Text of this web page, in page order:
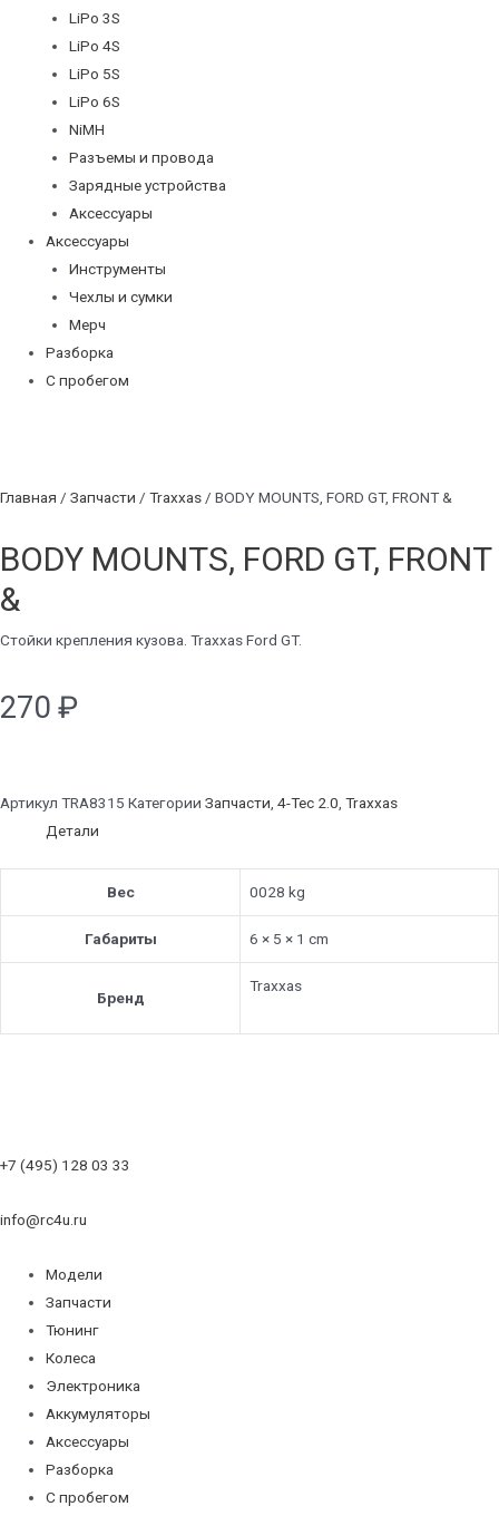
LiPo 3S
LiPo 4S
LiPo 5S
LiPo 6S
NiMH
Разъемы и провода
Зарядные устройства
Аксессуары
Аксессуары
Инструменты
Чехлы и сумки
Мерч
Разборка
С пробегом
Главная / Запчасти / Traxxas / BODY MOUNTS, FORD GT, FRONT &
BODY MOUNTS, FORD GT, FRONT
&
Стойки крепления кузова. Traxxas Ford GT.
270 ₽
Артикул TRA8315 Категории Запчасти, 4-Tec 2.0, Traxxas
Детали
Вес 0028 kg
Габариты 6 × 5 × 1 cm
Бренд
Traxxas
+7 (495) 128 03 33
info@rc4u.ru
Модели
Запчасти
Тюнинг
Колеса
Электроника
Аккумуляторы
Аксессуары
Разборка
С пробегом